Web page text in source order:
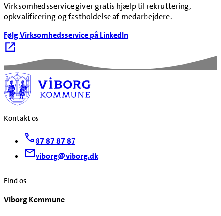
Virksomhedsservice giver gratis hjælp til rekruttering,
opkvalificering og fastholdelse af medarbejdere.
Følg Virksomhedsservice på LinkedIn
Kontakt os
87 87 87 87
viborg@viborg.dk
Find os
Viborg Kommune